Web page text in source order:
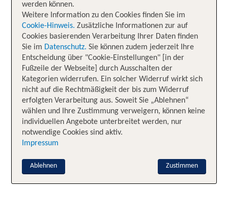
werden können.
Weitere Information zu den Cookies finden Sie im
Cookie-Hinweis. Zusätzliche Informationen zur auf
Cookies basierenden Verarbeitung Ihrer Daten finden
Sie im Datenschutz. Sie können zudem jederzeit Ihre
Entscheidung über "Cookie-Einstellungen" [in der
Fußzeile der Webseite] durch Ausschalten der
Kategorien widerrufen. Ein solcher Widerruf wirkt sich
nicht auf die Rechtmäßigkeit der bis zum Widerruf
erfolgten Verarbeitung aus. Soweit Sie „Ablehnen“
wählen und Ihre Zustimmung verweigern, können keine
individuellen Angebote unterbreitet werden, nur
notwendige Cookies sind aktiv.
Impressum
Zustimmen
Ablehnen